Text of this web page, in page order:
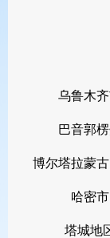
（一
提高政策
要手段。
政策信息
政策执行
的透明度
拓宽公开
乌鲁木
巴音郭楞
博尔塔拉蒙
哈密市
塔城地